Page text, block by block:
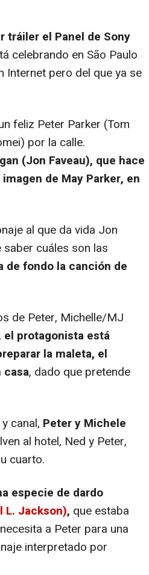
tráiler el Panel de Sony
celebrando en São Paulo
Internet pero del que ya se
feliz Peter Parker (Tom
por la calle.
(Jon Faveau), que hace
de May Parker, en
al que da vida Jon
cuáles son las
de fondo la canción de
de Peter, Michelle/MJ
el protagonista está
la maleta, el
casa, dado que pretende
canal, Peter y Michele
al hotel, Ned y Peter,
cuarto.
especie de dardo
L. Jackson), que estaba
a Peter para una
interpretado por